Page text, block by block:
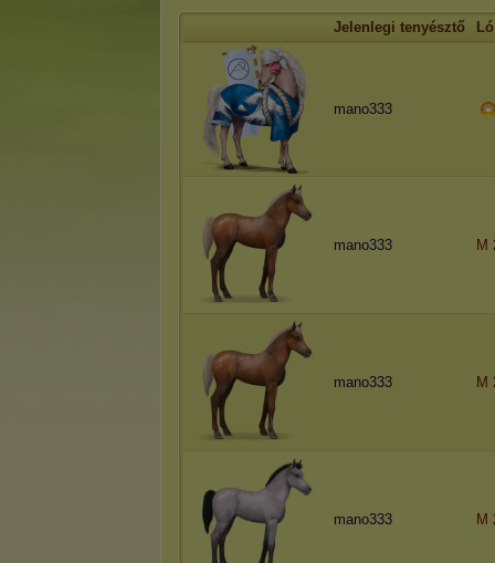
Jelenlegi tenyésztő Ló
mano333
mano333 M
mano333 M
mano333 M